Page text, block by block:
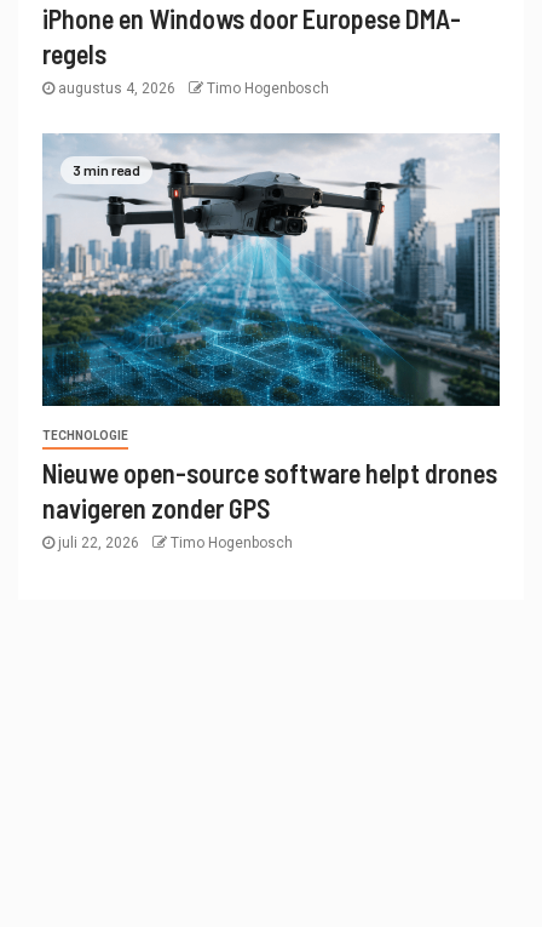
iPhone en Windows door Europese DMA-
regels
augustus 4, 2026 Timo Hogenbosch
3 min read
TECHNOLOGIE
Nieuwe open-source software helpt drones
navigeren zonder GPS
juli 22, 2026 Timo Hogenbosch